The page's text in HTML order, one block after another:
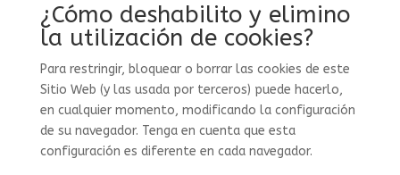
¿Cómo deshabilito y elimino
la utilización de cookies?
Para restringir, bloquear o borrar las cookies de este
Sitio Web (y las usada por terceros) puede hacerlo,
en cualquier momento, modificando la configuración
de su navegador. Tenga en cuenta que esta
configuración es diferente en cada navegador.